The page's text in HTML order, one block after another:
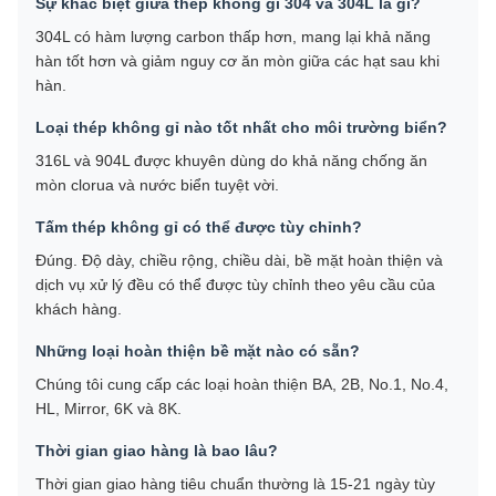
304L có hàm lượng carbon thấp hơn, mang lại khả năng
hàn tốt hơn và giảm nguy cơ ăn mòn giữa các hạt sau khi
hàn.
Loại thép không gỉ nào tốt nhất cho môi trường biển?
316L và 904L được khuyên dùng do khả năng chống ăn
mòn clorua và nước biển tuyệt vời.
Tấm thép không gỉ có thể được tùy chỉnh?
Đúng. Độ dày, chiều rộng, chiều dài, bề mặt hoàn thiện và
dịch vụ xử lý đều có thể được tùy chỉnh theo yêu cầu của
khách hàng.
Những loại hoàn thiện bề mặt nào có sẵn?
Chúng tôi cung cấp các loại hoàn thiện BA, 2B, No.1, No.4,
HL, Mirror, 6K và 8K.
Thời gian giao hàng là bao lâu?
Thời gian giao hàng tiêu chuẩn thường là 15-21 ngày tùy